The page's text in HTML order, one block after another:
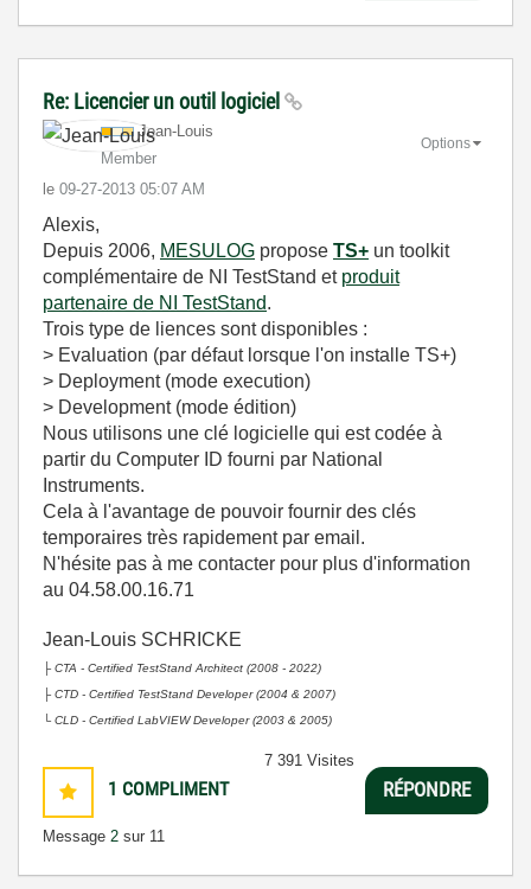
Re: Licencier un outil logiciel
Jean-Louis
Member
le ‎09-27-2013 05:07 AM
Options
Alexis,
Depuis 2006, MESULOG propose TS+ un toolkit
complémentaire de NI TestStand et produit
partenaire de NI TestStand.
Trois type de liences sont disponibles :
> Evaluation (par défaut lorsque l'on installe TS+)
> Deployment (mode execution)
> Development (mode édition)
Nous utilisons une clé logicielle qui est codée à
partir du Computer ID fourni par National
Instruments.
Cela à l'avantage de pouvoir fournir des clés
temporaires très rapidement par email.
N'hésite pas à me contacter pour plus d'information
au 04.58.00.16.71
Jean-Louis SCHRICKE
├ CTA - Certified TestStand Architect (2008 - 2022)
├ CTD - Certified TestStand Developer (2004 & 2007)
└ CLD - Certified LabVIEW Developer (2003 & 2005)
1 COMPLIMENT
Message 2 sur 11
7 391 Visites
RÉPONDRE